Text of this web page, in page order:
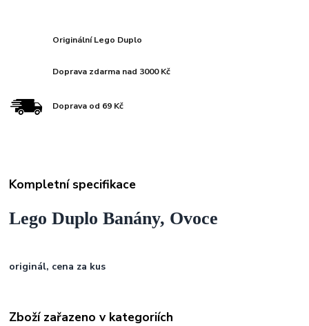
Originální Lego Duplo
Doprava zdarma nad 3000 Kč
Doprava od 69 Kč
Kompletní specifikace
Lego Duplo Banány, Ovoce
originál, cena za kus
Zboží zařazeno v kategoriích